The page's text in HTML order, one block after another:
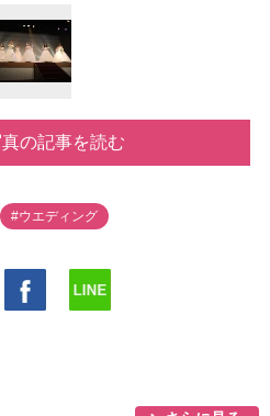
の記事を読む
#ウエディング